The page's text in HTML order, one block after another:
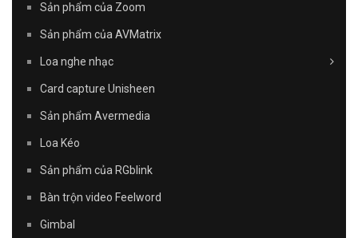
Sản phẩm của Zoom
Sản phẩm của AVMatrix
Loa nghe nhạc
Card capture Unisheen
Sản phẩm Avermedia
Loa Kéo
Sản phẩm của RGblink
Bàn trộn video Feelword
Gimbal